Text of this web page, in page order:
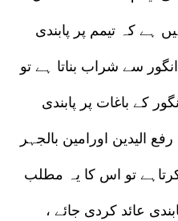
ہے کہ تیمم پر پابندی
سے شراب بناتا ہے تو
کے باغات پر پابندی
الیدین اورامین بالجہر
تو اس کا یہ مطلب
عائد کردی جائے ،